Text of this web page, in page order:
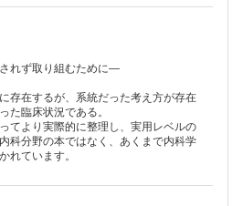
れず取り組むために―
存在するが、系統だった考え方が存在
た臨床状況である。
てより実際的に整理し、実用レベルの
科分野の本ではなく、あくまで内科学
れています。